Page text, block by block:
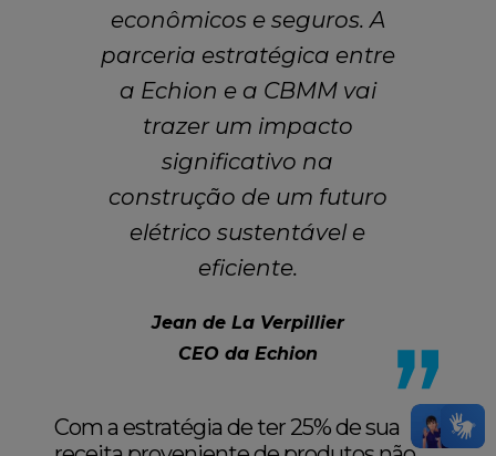
econômicos e seguros. A
parceria estratégica entre
a Echion e a CBMM vai
trazer um impacto
significativo na
construção de um futuro
elétrico sustentável e
eficiente.
Jean de La Verpillier
CEO da Echion
Com a estratégia de ter 25% de sua